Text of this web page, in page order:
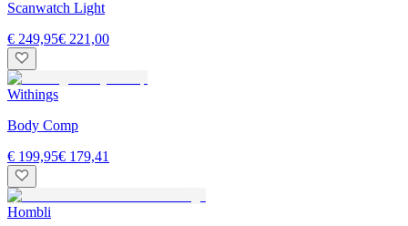
Scanwatch Light
€ 249,95€ 221,00
Withings
Body Comp
€ 199,95€ 179,41
Hombli